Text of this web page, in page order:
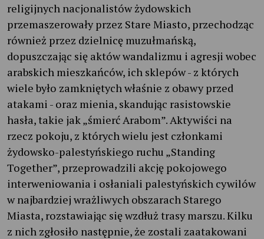
religijnych nacjonalistów żydowskich
przemaszerowały przez Stare Miasto, przechodząc
również przez dzielnicę muzułmańską,
dopuszczając się aktów wandalizmu i agresji wobec
arabskich mieszkańców, ich sklepów - z których
wiele było zamkniętych właśnie z obawy przed
atakami - oraz mienia, skandując rasistowskie
hasła, takie jak „śmierć Arabom”. Aktywiści na
rzecz pokoju, z których wielu jest członkami
żydowsko-palestyńskiego ruchu „Standing
Together”, przeprowadzili akcję pokojowego
interweniowania i osłaniali palestyńskich cywilów
w najbardziej wrażliwych obszarach Starego
Miasta, rozstawiając się wzdłuż trasy marszu. Kilku
z nich zgłosiło następnie, że zostali zaatakowani